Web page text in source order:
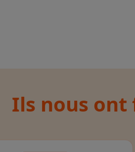
Ils nous